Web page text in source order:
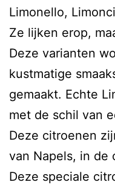
Limonello,
Ze lijken erop,
Deze varianten
kustmatige
gemaakt. Echte
met de schil van
Deze citroenen
van Napels, in de
Deze speciale